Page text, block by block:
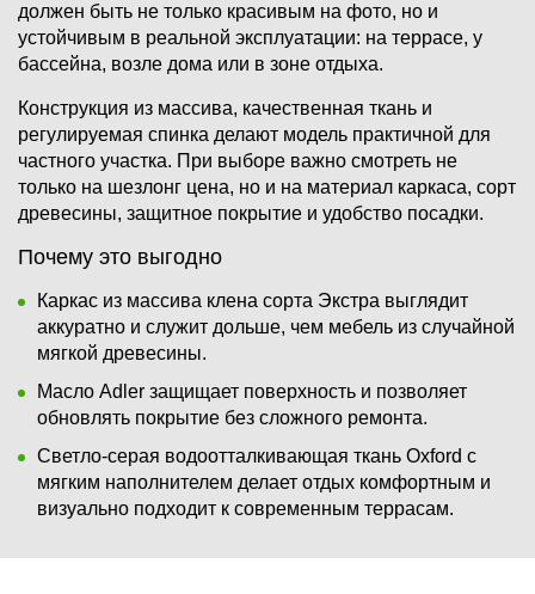
должен быть не только красивым на фото, но и
устойчивым в реальной эксплуатации: на террасе, у
бассейна, возле дома или в зоне отдыха.
Конструкция из массива, качественная ткань и
регулируемая спинка делают модель практичной для
частного участка. При выборе важно смотреть не
только на шезлонг цена, но и на материал каркаса, сорт
древесины, защитное покрытие и удобство посадки.
Почему это выгодно
Каркас из массива клена сорта Экстра выглядит
аккуратно и служит дольше, чем мебель из случайной
мягкой древесины.
Масло Adler защищает поверхность и позволяет
обновлять покрытие без сложного ремонта.
Светло-серая водоотталкивающая ткань Oxford с
мягким наполнителем делает отдых комфортным и
визуально подходит к современным террасам.